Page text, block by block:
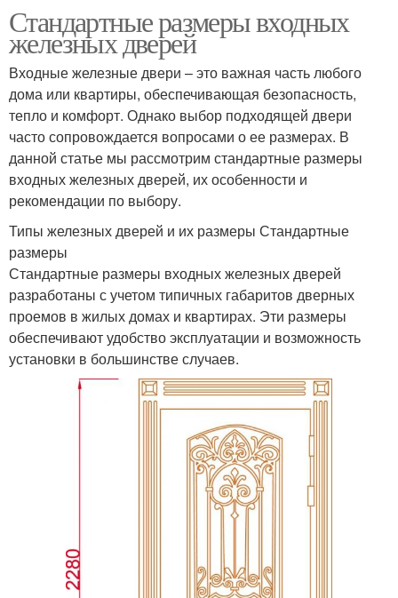
Стандартные размеры входных
железных дверей
Входные железные двери – это важная часть любого
дома или квартиры, обеспечивающая безопасность,
тепло и комфорт. Однако выбор подходящей двери
часто сопровождается вопросами о ее размерах. В
данной статье мы рассмотрим стандартные размеры
входных железных дверей, их особенности и
рекомендации по выбору.
Типы железных дверей и их размеры Стандартные
размеры
Стандартные размеры входных железных дверей
разработаны с учетом типичных габаритов дверных
проемов в жилых домах и квартирах. Эти размеры
обеспечивают удобство эксплуатации и возможность
установки в большинстве случаев.